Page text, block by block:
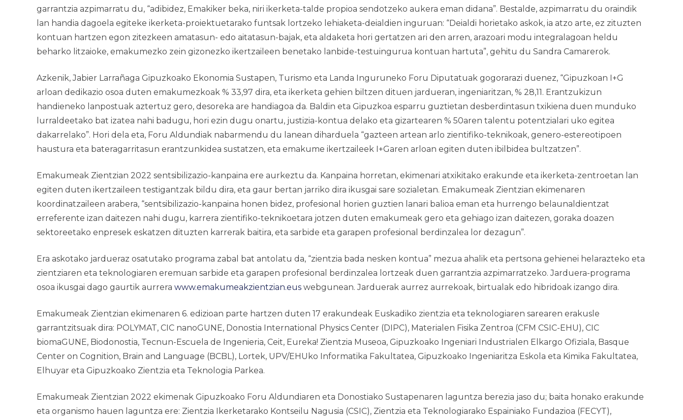
garrantzia azpimarratu du, “adibidez, Emakiker beka, niri ikerketa-talde propioa sendotzeko aukera eman didana”. Bestalde, azpimarratu du oraindik
lan handia dagoela egiteke ikerketa-proiektuetarako funtsak lortzeko lehiaketa-deialdien inguruan: “Deialdi horietako askok, ia atzo arte, ez zituzten
kontuan hartzen egon zitezkeen amatasun- edo aitatasun-bajak, eta aldaketa hori gertatzen ari den arren, arazoari modu integralagoan heldu
beharko litzaioke, emakumezko zein gizonezko ikertzaileen benetako lanbide-testuingurua kontuan hartuta”, gehitu du Sandra Camarerok.
Azkenik, Jabier Larrañaga Gipuzkoako Ekonomia Sustapen, Turismo eta Landa Inguruneko Foru Diputatuak gogorarazi duenez, “Gipuzkoan I+G
arloan dedikazio osoa duten emakumezkoak % 33,97 dira, eta ikerketa gehien biltzen dituen jardueran, ingeniaritzan, % 28,11. Erantzukizun
handieneko lanpostuak aztertuz gero, desoreka are handiagoa da. Baldin eta Gipuzkoa esparru guztietan desberdintasun txikiena duen munduko
lurraldeetako bat izatea nahi badugu, hori ezin dugu onartu, justizia-kontua delako eta gizartearen % 50aren talentu potentzialari uko egitea
dakarrelako”. Hori dela eta, Foru Aldundiak nabarmendu du lanean diharduela “gazteen artean arlo zientifiko-teknikoak, genero-estereotipoen
haustura eta bateragarritasun erantzunkidea sustatzen, eta emakume ikertzaileek I+Garen arloan egiten duten ibilbidea bultzatzen”.
Emakumeak Zientzian 2022 sentsibilizazio-kanpaina ere aurkeztu da. Kanpaina horretan, ekimenari atxikitako erakunde eta ikerketa-zentroetan lan
egiten duten ikertzaileen testigantzak bildu dira, eta gaur bertan jarriko dira ikusgai sare sozialetan. Emakumeak Zientzian ekimenaren
koordinatzaileen arabera, “sentsibilizazio-kanpaina honen bidez, profesional horien guztien lanari balioa eman eta hurrengo belaunaldientzat
erreferente izan daitezen nahi dugu, karrera zientifiko-teknikoetara jotzen duten emakumeak gero eta gehiago izan daitezen, goraka doazen
sektoreetako enpresek eskatzen dituzten karrerak baitira, eta sarbide eta garapen profesional berdinzalea lor dezagun”.
Era askotako jardueraz osatutako programa zabal bat antolatu da, “zientzia bada nesken kontua” mezua ahalik eta pertsona gehienei helarazteko eta
zientziaren eta teknologiaren eremuan sarbide eta garapen profesional berdinzalea lortzeak duen garrantzia azpimarratzeko. Jarduera-programa
osoa ikusgai dago gaurtik aurrera www.emakumeakzientzian.eus webgunean. Jarduerak aurrez aurrekoak, birtualak edo hibridoak izango dira.
Emakumeak Zientzian ekimenaren 6. edizioan parte hartzen duten 17 erakundeak Euskadiko zientzia eta teknologiaren sarearen erakusle
garrantzitsuak dira: POLYMAT, CIC nanoGUNE, Donostia International Physics Center (DIPC), Materialen Fisika Zentroa (CFM CSIC-EHU), CIC
biomaGUNE, Biodonostia, Tecnun-Escuela de Ingenieria, Ceit, Eureka! Zientzia Museoa, Gipuzkoako Ingeniari Industrialen Elkargo Ofiziala, Basque
Center on Cognition, Brain and Language (BCBL), Lortek, UPV/EHUko Informatika Fakultatea, Gipuzkoako Ingeniaritza Eskola eta Kimika Fakultatea,
Elhuyar eta Gipuzkoako Zientzia eta Teknologia Parkea.
Emakumeak Zientzian 2022 ekimenak Gipuzkoako Foru Aldundiaren eta Donostiako Sustapenaren laguntza berezia jaso du; baita honako erakunde
eta organismo hauen laguntza ere: Zientzia Ikerketarako Kontseilu Nagusia (CSIC), Zientzia eta Teknologiarako Espainiako Fundazioa (FECYT),